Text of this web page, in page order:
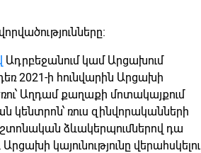
Ադրբեջանում կամ Արցախում
2021-ի հունվարին Արցախի
Աղդամ քաղաքի մոտակայքում
կենտրոն՝ ռուս զինվորականների
ձևակերպումներով դա
կայունությունը վերահսկելու